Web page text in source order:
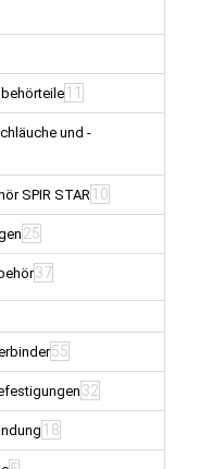
11
und -
SPIR STAR 10
25
37
55
32
18